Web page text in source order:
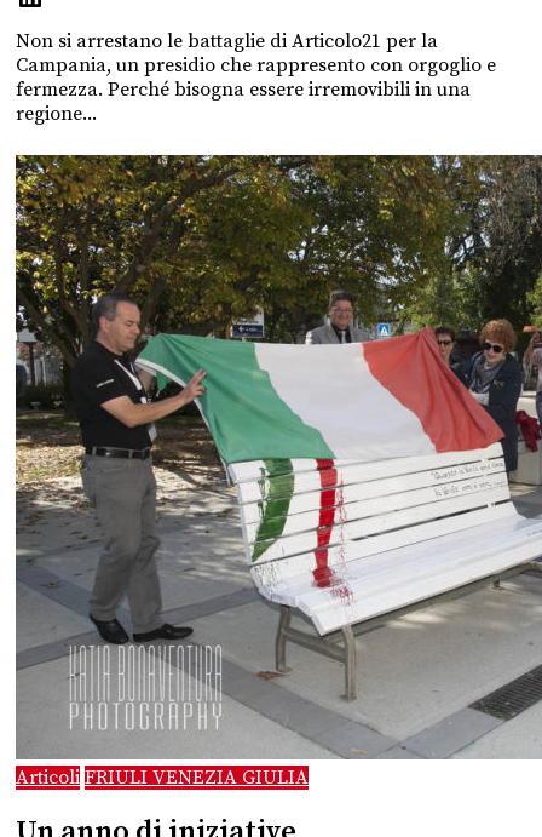
Non si arrestano le battaglie di Articolo21 per la
Campania, un presidio che rappresento con orgoglio e
fermezza. Perché bisogna essere irremovibili in una
regione...
Articoli FRIULI VENEZIA GIULIA